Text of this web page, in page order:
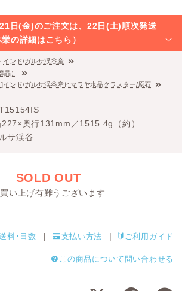
日(金)のご注文は、22日(土)順次発送
の詳細はこちら）
インド/ガルサ渓谷産
晶）
インド/ガルサ渓谷産ヒマラヤ水晶クラスター/原石
奥行131mm／1515.4g（約）
サ渓谷
SOLD OUT
い上げ有難うございます
料･日数 支払い方法 ご利用ガイド
この商品について問い合わせる